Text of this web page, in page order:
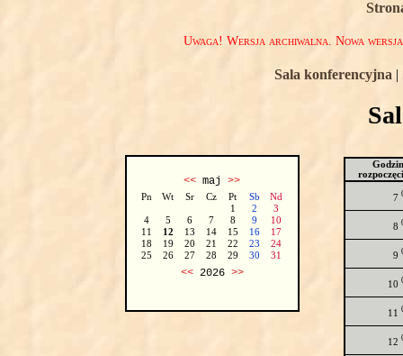
Uwaga! Wersja archiwalna. Nowa
Sala konferencyjna |
<< maj >>
Pn Wt Sr Cz Pt Sb
Nd
1
2
3
4
5 6 7 8 9
10
11
12 13 14 15 16
17
18
19 20 21 22 23
24
25
26 27 28 29 30 31
<<2026 >>
7
8
9
10
11
12